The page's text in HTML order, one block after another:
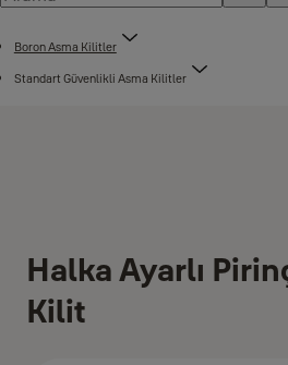
Boron Asma Kilitler
Standart Güvenlikli Asma Kilitler
Halka Ayarlı
Kilit